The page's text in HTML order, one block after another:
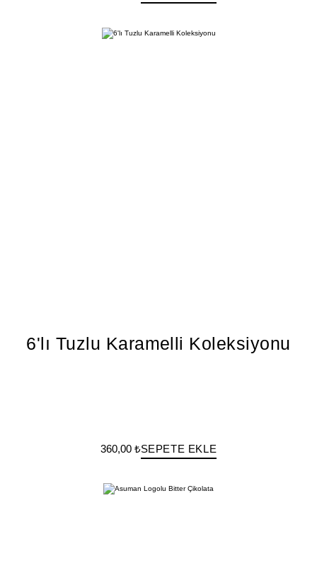
6'lı Tuzlu Karamelli Koleksiyonu
360,00 ₺SEPETE EKLE